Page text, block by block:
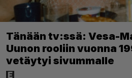
Tänään tv:ssä: Vesa-
Uunon rooliin vuonna
vetäytyi sivummalle